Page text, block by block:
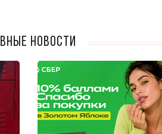
новости